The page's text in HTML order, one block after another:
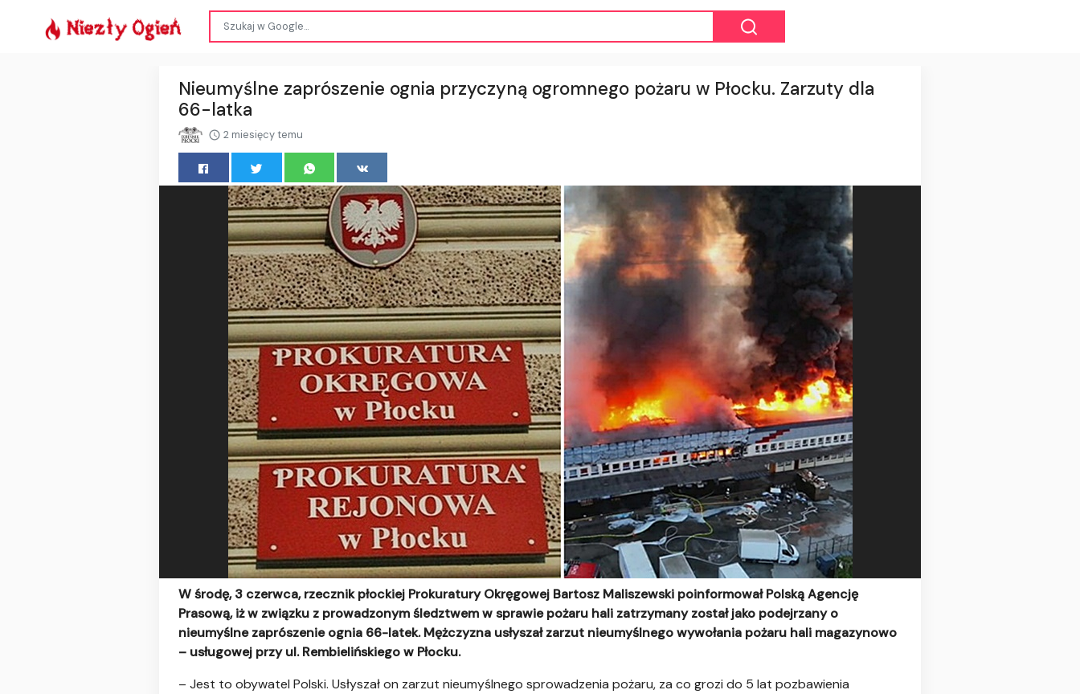
Nieumyślne zaprószenie ognia przyczyną ogromnego pożaru w Płocku. Zarzuty dla
66-latka
2 miesięcy temu
W środę, 3 czerwca, rzecznik płockiej Prokuratury Okręgowej Bartosz Maliszewski poinformował Polską Agencję
Prasową, iż w związku z prowadzonym śledztwem w sprawie pożaru hali zatrzymany został jako podejrzany o
nieumyślne zaprószenie ognia 66-latek. Mężczyzna usłyszał zarzut nieumyślnego wywołania pożaru hali magazynowo
– usługowej przy ul. Rembielińskiego w Płocku.
– Jest to obywatel Polski. Usłyszał on zarzut nieumyślnego sprowadzenia pożaru, za co grozi do 5 lat pozbawienia